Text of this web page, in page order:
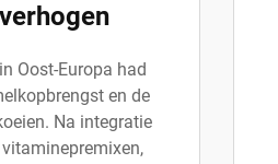
Oost-Europa had
en de
Na integratie